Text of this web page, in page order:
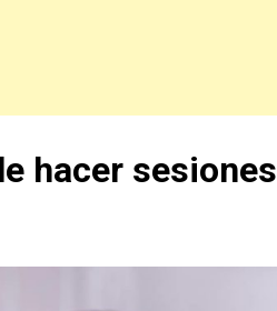
hacer sesiones